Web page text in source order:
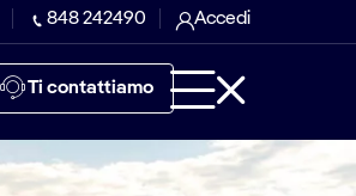
848 242490 Accedi
Ti contattiamo